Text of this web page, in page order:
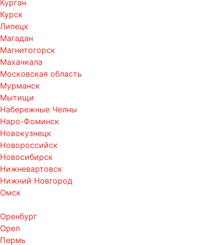
Курган
Курск
Липецк
Магадан
Магнитогорск
Махачкала
Московская область
Мурманск
Мытищи
Набережные Челны
Наро-Фоминск
Новокузнецк
Новороссийск
Новосибирск
Нижневартовск
Нижний Новгород
Омск
Оренбург
Орел
Пермь